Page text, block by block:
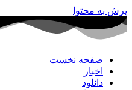
پرش به محتوا
صفحه نخست
اخبار
دانلود